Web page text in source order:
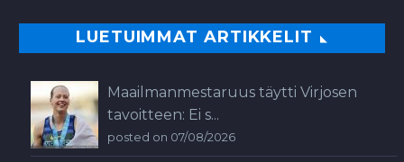
LUETUIMMAT ARTIKKELIT
Maailmanmestaruus täytti Virjosen
tavoitteen: Ei s...
posted on 07/08/2026